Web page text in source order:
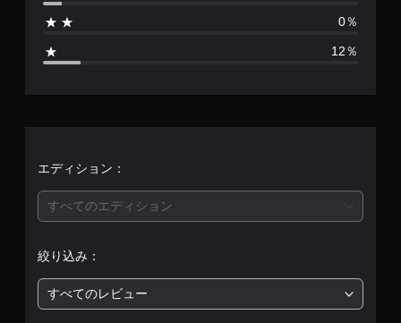
2
5
段
0％
12％
エディション：
すべてのエディション
絞り込み：
すべてのレビュー